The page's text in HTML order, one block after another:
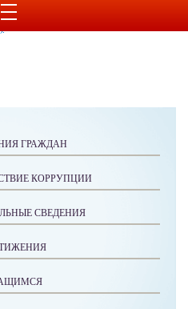
ГРАЖДАН
КОРРУПЦИИ
СВЕДЕНИЯ